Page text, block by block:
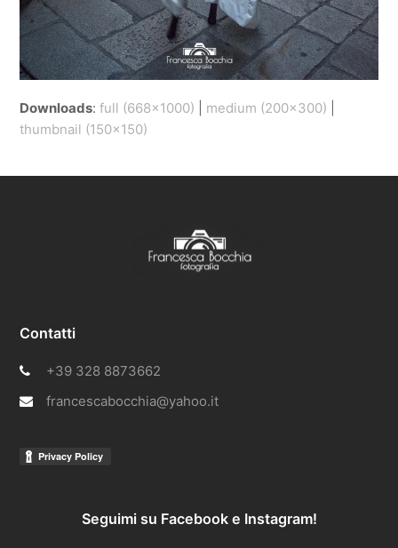
Downloads:full (668x1000) medium (200x300)
thumbnail (150x150)
Contatti
+39 328 8873662
francescabocchia@yahoo.it
Seguimi su Facebook e Instagram!